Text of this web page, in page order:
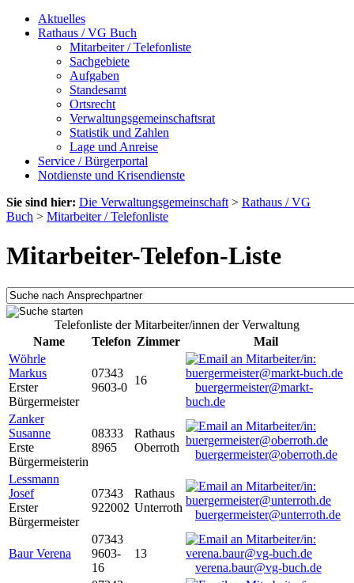
Aktuelles
Rathaus / VG Buch
Mitarbeiter / Telefonliste
Sachgebiete
Aufgaben
Standesamt
Ortsrecht
Verwaltungsgemeinschaftsrat
Statistik und Zahlen
Lage und Anreise
Service / Bürgerportal
Notdienste und Krisendienste
Sie sind hier: Die Verwaltungsgemeinschaft > Rathaus / VG
Buch > Mitarbeiter / Telefonliste
Mitarbeiter-Telefon-Liste
Telefonliste der Mitarbeiter/innen der Verwaltung
Name
Telefon Zimmer
Mail
Wöhrle
Markus
Erster
Bürgermeister
07343
9603-0
16
buergermeister@markt-
buch.de
Zanker
Susanne
Erste
Bürgermeisterin
08333
8965
Rathaus
Oberroth
buergermeister@oberroth.de
Lessmann
Josef
Erster
Bürgermeister
07343
922002
Rathaus
Unterroth
buergermeister@unterroth.de
Baur Verena
07343
9603-
16
13
verena.baur@vg-buch.de